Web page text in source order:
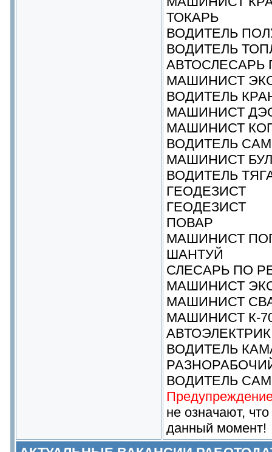
ТОКАРЬ
ВОДИТЕЛЬ
ВОДИТЕЛЬ
АВТОСЛЕСАРЬ
МАШИНИСТ
ВОДИТЕЛЬ
МАШИНИСТ
МАШИНИСТ
ВОДИТЕЛЬ
МАШИНИСТ
ВОДИТЕЛЬ
ГЕОДЕЗИСТ
ГЕОДЕЗИСТ
ПОВАР
МАШИНИСТ
ШАНТУЙ
СЛЕСАРЬ ПО
МАШИНИСТ
МАШИНИСТ
МАШИНИСТ К-
АВТОЭЛЕКТРИК
ВОДИТЕЛЬ
ВОДИТЕЛЬ
не означают,
данный момент!